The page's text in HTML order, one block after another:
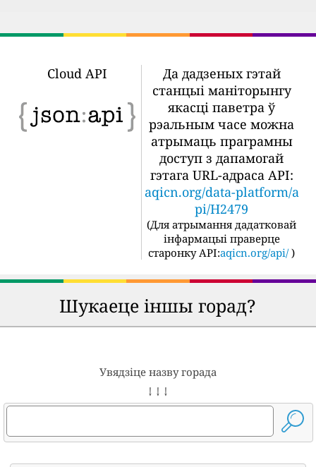
Cloud API
Да дадзеных гэтай
станцыі маніторынгу
якасці паветра ў
рэальным часе можна
атрымаць праграмны
доступ з дапамогай
гэтага URL-адраса API:
aqicn.org/data-platform/a
pi/H2479
(Для атрымання дадатковай
інфармацыі праверце
старонку API:aqicn.org/api/ )
Шукаеце іншы горад?
Увядзіце назву горада
↓ ↓ ↓